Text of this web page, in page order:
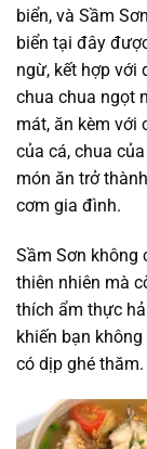
biển, và Sầm
biển tại đây
ngừ, kết hợp với
chua chua ngọt
mát, ăn kèm với
của cá, chua
món ăn trở
cơm gia đình.
Sầm Sơn không
thiên nhiên mà
thích ẩm thực
khiến bạn
có dịp ghé thăm.